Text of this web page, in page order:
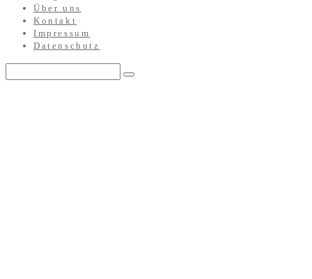
Über uns
Kontakt
Impressum
Datenschutz